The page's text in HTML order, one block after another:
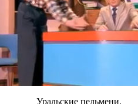
Уральские пельмени.